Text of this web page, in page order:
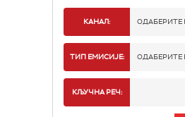
КАНАЛ: ОДАБЕРИТЕ
ТИП ЕМИСИЈЕ: ОДАБЕРИТЕ
КЉУЧНА РЕЧ: